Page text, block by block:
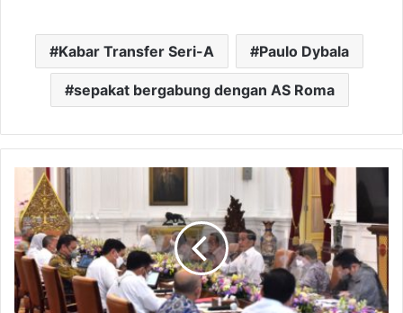
Kabar Transfer Seri-A Paulo Dybala
sepakat bergabung dengan AS Roma